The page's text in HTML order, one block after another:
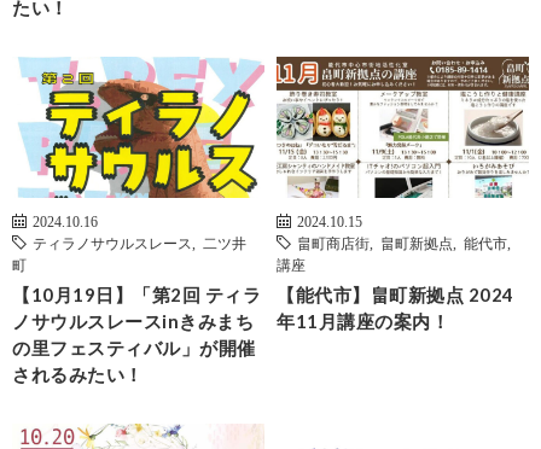
たい！
2024.10.16
ティラノサウルスレース
二ツ井
町
【10月19日】「第2回 ティラ
ノサウルスレースinきみまち
の里フェスティバル」が開催
されるみたい！
2024.10.15
畠町商店街
畠町新拠点 能代市
講座
【能代市】畠町新拠点 2024
年11月講座の案内！